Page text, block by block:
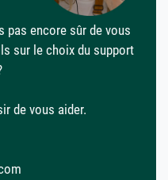
pas encore sûr de vous
sur le choix du support
de vous aider.